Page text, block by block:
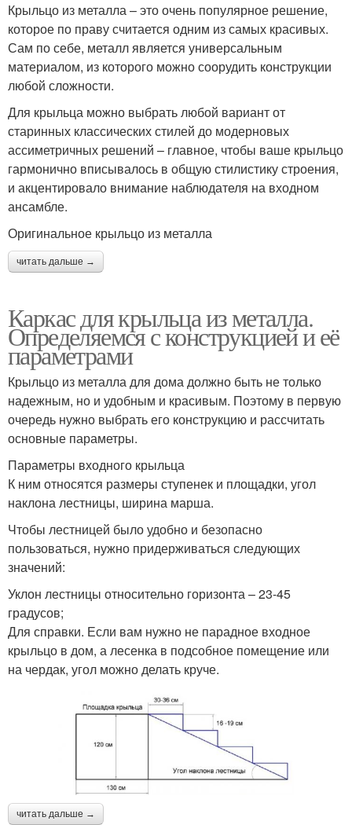
Крыльцо из металла – это очень популярное решение,
которое по праву считается одним из самых красивых.
Сам по себе, металл является универсальным
материалом, из которого можно соорудить конструкции
любой сложности.
Для крыльца можно выбрать любой вариант от
старинных классических стилей до модерновых
ассиметричных решений – главное, чтобы ваше крыльцо
гармонично вписывалось в общую стилистику строения,
и акцентировало внимание наблюдателя на входном
ансамбле.
Оригинальное крыльцо из металла
читать дальше →
Каркас для крыльца из металла.
Определяемся с конструкцией и её
параметрами
Крыльцо из металла для дома должно быть не только
надежным, но и удобным и красивым. Поэтому в первую
очередь нужно выбрать его конструкцию и рассчитать
основные параметры.
Параметры входного крыльца
К ним относятся размеры ступенек и площадки, угол
наклона лестницы, ширина марша.
Чтобы лестницей было удобно и безопасно
пользоваться, нужно придерживаться следующих
значений:
Уклон лестницы относительно горизонта – 23-45
градусов;
Для справки. Если вам нужно не парадное входное
крыльцо в дом, а лесенка в подсобное помещение или
на чердак, угол можно делать круче.
читать дальше →